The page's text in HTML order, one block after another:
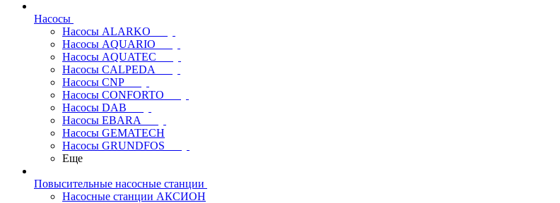
Насосы
Насосы ALARKO
Насосы AQUARIO
Насосы AQUATEC
Насосы CALPEDA
Насосы CNP
Насосы CONFORTO
Насосы DAB
Насосы EBARA
Насосы GEMATECH
Насосы GRUNDFOS
Еще
Повысительные насосные станции
Насосные станции АКСИОН